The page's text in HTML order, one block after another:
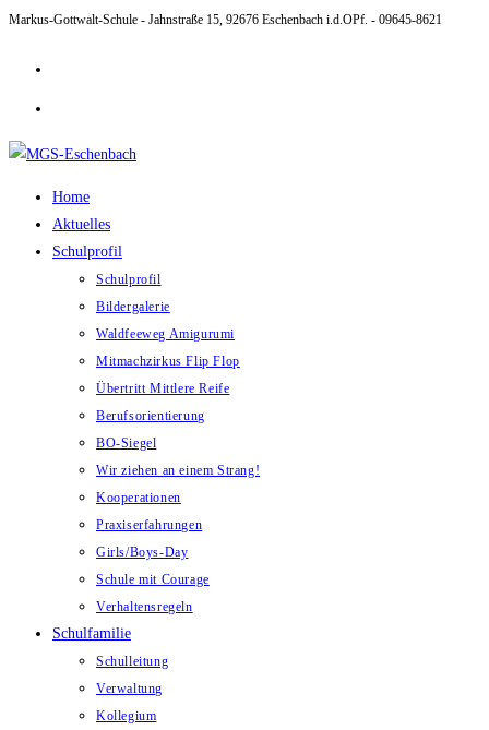
Zum
springen
Markus-Gottwalt-Schule - Jahnstraße 15, 92676 Eschenbach i.d.OPf. - 09645-8621
Home
Aktuelles
Schulprofil
Schulprofil
Bildergalerie
Waldfeeweg Amigurumi
Mitmachzirkus Flip Flop
Übertritt Mittlere Reife
Berufsorientierung
BO-Siegel
Wir ziehen an einem Strang!
Kooperationen
Praxiserfahrungen
Girls/Boys-Day
Schule mit Courage
Verhaltensregeln
Schulfamilie
Schulleitung
Verwaltung
Kollegium